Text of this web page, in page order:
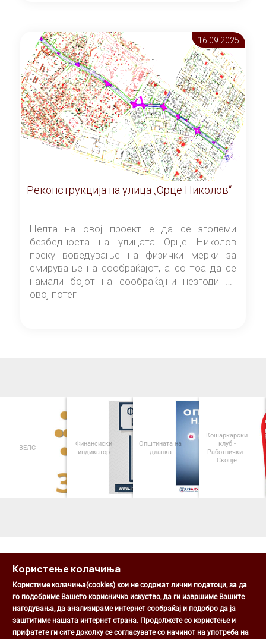
16.09 2025
Реконструкција на улица „Орце Николов“
Целта на овој проект е да се зголеми
безбедноста на улицата Орце Николов
преку воведување на физички мерки за
смирување на сообраќајот, а со тоа да се
намали бојот на сообраќајни незгоди на
овој потег
ЗЕЛС
Финансиски
индикатор
Општината на
дланка
Кошаркарски
клуб -
Работнички -
Скопје
Општина Центар
Михаил Цоков бр. 1, Скопје
Користење колачиња
Користиме колачиња(cookies) кои не содржат лични податоци, за да
го подобриме Вашето корисничко искуство, да ги извршиме Вашите
нагодувања, да анализираме интернет сообраќај и подобро да ја
заштитиме нашата интернет страна. Продолжете со користење и
прифатете ги сите доколку се согласувате со начинот на употреба на